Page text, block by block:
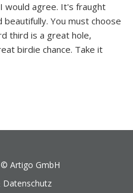
would agree. It's fraught
You must choose
third is a great hole,
birdie chance. Take it
© Artigo GmbH
Datenschutz